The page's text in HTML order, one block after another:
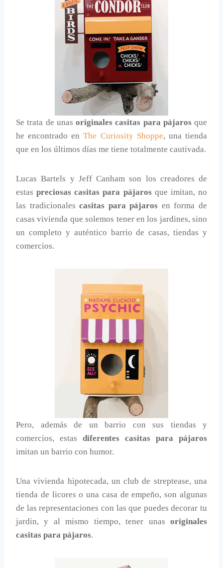
Se trata de unas originales casitas para pájarosque
he encontrado enThe Curiosity Shoppe, una tienda
que en los últimos días me tiene totalmente cautivada.
Lucas Bartels y Jeff Canham son los creadores de
estaspreciosas casitas para pájarosque imitan, no
las tradicionalescasitas para pájaros en forma de
casas vivienda que solemos tener en los jardines, sino
un completo y auténtico barrio de casas, tiendas y
comercios.
Pero, además de un barrio con sus tiendas y
comercios, estas diferentes casitas para pájaros
imitan un barrio con humor.
Una vivienda hipotecada, un club de streptease, una
tienda de licores o una casa de empeño, son algunas
de las representaciones con las que puedes decorar tu
jardin, y al mismo tiempo, tener unas originales
casitas para pájaros.